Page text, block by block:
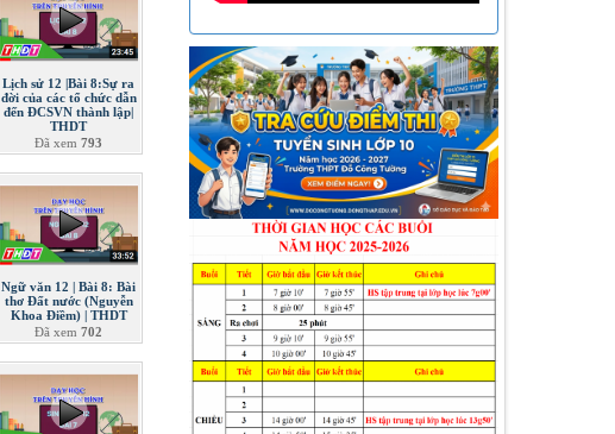
Lịch sử 12 |Bài 8:Sự ra
đời của các tổ chức dẫn
đến ĐCSVN thành lập|
THDT
Đã xem793
Ngữ văn 12 | Bài 8: Bài
thơ Đất nước (Nguyễn
Khoa Điềm) | THDT
Đã xem702